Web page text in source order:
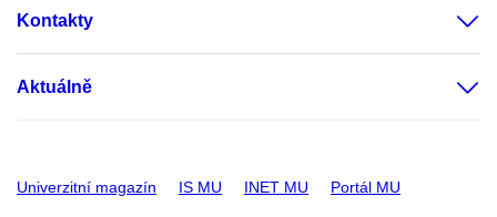
Kontakty
Aktuálně
Univerzitní magazín IS MU INET MU Portál MU